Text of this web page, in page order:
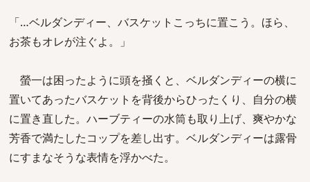
「…ベルダンディー、バスケットこっちに置こう。ほら、
お茶もオレが注ぐよ。」
螢一は困ったように頭を掻くと、ベルダンディーの横に
置いてあったバスケットを背後からひったくり、自分の横
に置き直した。ハーブティーの水筒も取り上げ、爽やかな
芳香で満たしたコップを差し出す。ベルダンディーは露骨
にすまなそうな表情を浮かべた。